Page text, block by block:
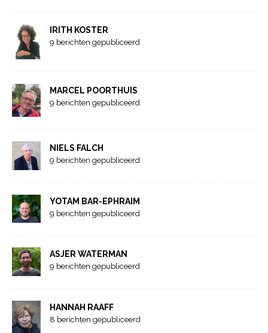
IRITH KOSTER
9 berichten gepubliceerd
MARCEL POORTHUIS
9 berichten gepubliceerd
NIELS FALCH
9 berichten gepubliceerd
YOTAM BAR-EPHRAIM
9 berichten gepubliceerd
ASJER WATERMAN
9 berichten gepubliceerd
HANNAH RAAFF
8 berichten gepubliceerd